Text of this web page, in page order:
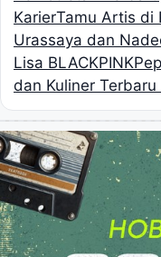
KarierTamu Artis di
Urassaya dan
Lisa BLACKPINK
dan Kuliner